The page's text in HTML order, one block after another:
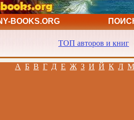
BOOKS.ORG
ТОП авторов и книг
А Б В Г Д Е Ж З И Й К Л М